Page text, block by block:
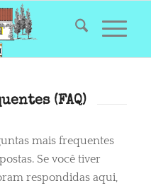
(FAQ)
mais frequentes
Se você tiver
respondidas aqui,